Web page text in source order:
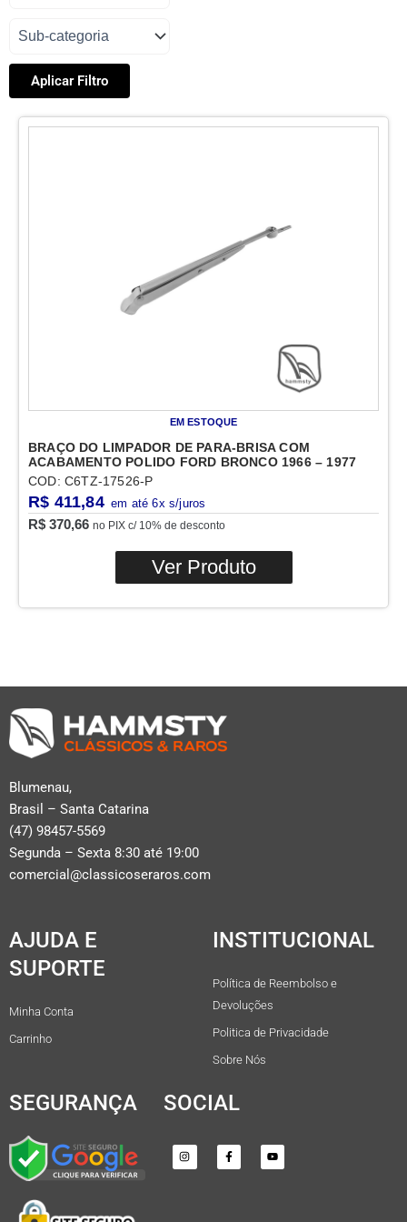
Aplicar Filtro
EM ESTOQUE
BRAÇO DO LIMPADOR DE PARA-BRISA COM
ACABAMENTO POLIDO FORD BRONCO 1966 – 1977
COD: C6TZ-17526-P
R$ 411,84
R$ 370,66 no PIX c/ 10% de desconto
Ver Produto
Blumenau,
Brasil – Santa Catarina
(47) 98457-5569
Segunda – Sexta 8:30 até 19:00
comercial@classicoseraros.com
AJUDA E
SUPORTE
Minha Conta
Carrinho
INSTITUCIONAL
Política de Reembolso e
Devoluções
Politica de Privacidade
Sobre Nós
SEGURANÇA SOCIAL
I
n
s
F
a
c
o
u